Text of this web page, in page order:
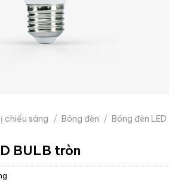
chiếu sáng / Bóng đèn / Bóng đèn LED
BULB tròn